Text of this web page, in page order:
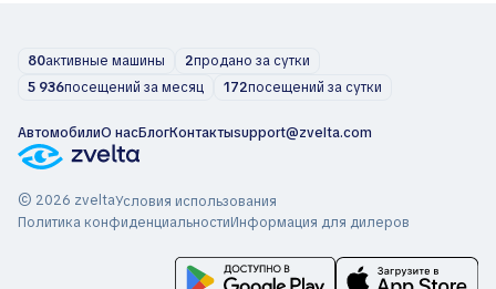
80активные машины 2продано за сутки
5 936посещений за месяц 172посещений за сутки
АвтомобилиО насБлогКонтактыsupport@zvelta.com
© 2026 zveltaУсловия использования
Политика конфиденциальностиИнформация для дилеров